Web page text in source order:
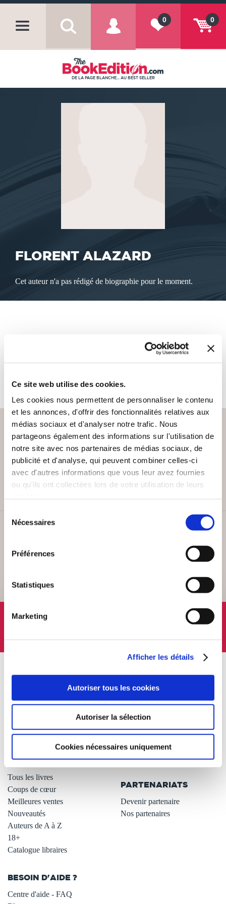
Ce site web utilise des cookies.
Les cookies nous permettent de personnaliser le contenu
et les annonces, d'offrir des fonctionnalités relatives aux
médias sociaux et d'analyser notre trafic. Nous
partageons également des informations sur l'utilisation de
notre site avec nos partenaires de médias sociaux, de
publicité et d'analyse, qui peuvent combiner celles-ci
avec d'autres informations que vous leur avez fournies
ou qu'ils ont collectées lors de votre utilisation de leurs
Nécessaires
Préférences
Statistiques
Marketing
Afficher les détails
Autoriser tous les cookies
Autoriser la sélection
Cookies nécessaires uniquement
0
0
DE LA PAGE BLANCHE... AU BEST SELLER
FLORENT ALAZARD
Cet auteur n'a pas rédigé de biographie pour le moment.
pour le moment.
PAIEMENT SÉCURISÉ
À PROPOS
L'auto-édition
Nos services aux auteurs
LIBRAIRIE
Tous les livres
Coups de cœur
Meilleures ventes
Nouveautés
Auteurs de A à Z
18+
Catalogue libraires
OFFRES
Remises quantités -42%
Avantages libraires -30%
Parrainage : partagez 5€
Programme de fidélité
.
PARTENARIATS
Devenir partenaire
Nos partenaires
BESOIN D'AIDE ?
Centre d'aide - FAQ